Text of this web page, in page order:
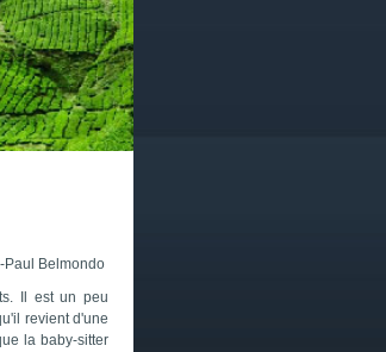
Paul Belmondo
Il est un peu
revient d'une
la baby-sitter